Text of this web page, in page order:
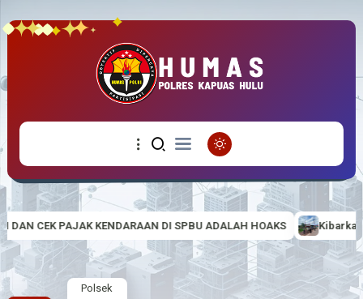
DI SPBU ADALAH HOAKS Kibarkan Semangat Nasionalisme
Polsek